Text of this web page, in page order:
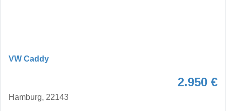
VW Caddy
2.950 €
Hamburg, 22143